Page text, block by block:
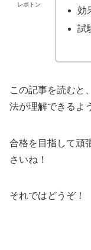
レポトン
効
試
この記事を読むと
法が理解できるよ
合格を目指して頑
さいね！
それではどうぞ！